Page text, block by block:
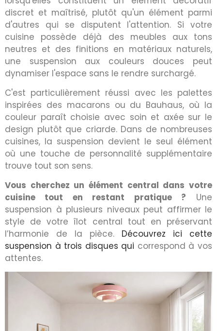
discret et maîtrisé, plutôt qu'un élément parmi
d'autres qui se disputent l'attention. Si votre
cuisine possède déjà des meubles aux tons
neutres et des finitions en matériaux naturels,
une suspension aux couleurs douces peut
dynamiser l'espace sans le rendre surchargé.
C'est particulièrement réussi avec les palettes
inspirées des macarons ou du Bauhaus, où la
couleur paraît choisie avec soin et axée sur le
design plutôt que criarde. Dans de nombreuses
cuisines, la suspension devient le seul élément
où une touche de personnalité supplémentaire
trouve tout son sens.
Vous cherchez un élément central dans votre
cuisine tout en restant pratique ? Une
suspension à plusieurs niveaux peut affirmer le
style de votre îlot central tout en préservant
l’harmonie de la pièce. Découvrez ici cette
suspension à trois disques qui correspond à vos
attentes.